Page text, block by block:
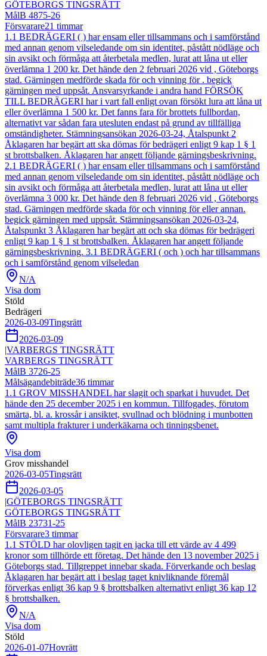
GÖTEBORGS TINGSRÄTT
MålB 4875-26
Försvarare21 timmar
1.1 BEDRÄGERI ( ) har ensam eller tillsammans och i samförstånd
med annan genom vilseledande om sin identitet, påstått nödläge och
sin avsikt och förmåga att återbetala medlen, lurat att låna ut eller
överlämna 1 200 kr. Det hände den 2 februari 2026 vid , Göteborgs
stad. Gärningen medförde skada för och vinning för . begick
gärningen med uppsåt. Ansvarsyrkande i andra hand FÖRSÖK
TILL BEDRÄGERI har i vart fall enligt ovan försökt lura att låna ut
eller överlämna 1 500 kr. Det fanns fara för brottets fullbordan,
alternativt var sådan fara utesluten endast på grund av tillfälliga
omständigheter. Stämningsansökan 2026-03-24, Åtalspunkt 2
Åklagaren har begärt att ska dömas för bedrägeri enligt 9 kap 1 § 1
st brottsbalken. Åklagaren har angett följande gärningsbeskrivning.
2.1 BEDRÄGERI ( ) har ensam eller tillsammans och i samförstånd
med annan genom vilseledande om sin identitet, påstått nödläge och
sin avsikt och förmåga att återbetala medlen, lurat att låna ut eller
överlämna 3 000 kr. Det hände den 8 februari 2026 vid , Göteborgs
stad. Gärningen medförde skada för och vinning för eller annan.
begick gärningen med uppsåt. Stämningsansökan 2026-03-24,
Åtalspunkt 3 Åklagaren har begärt att och ska dömas för bedrägeri
enligt 9 kap 1 § 1 st brottsbalken. Åklagaren har angett följande
gärningsbeskrivning. 3.1 BEDRÄGERI ( och ) och har tillsammans
och i samförstånd genom vilseledan
N/A
Visa dom
Stöld
Bedrägeri
2026-03-09Tingsrätt
2026-03-09
|VARBERGS TINGSRÄTT
VARBERGS TINGSRÄTT
MålB 3726-25
Målsägandebiträde36 timmar
1.1 GROV MISSHANDEL har slagit och sparkat i huvudet. Det
hände den 25 december 2025 i en kommun. Tillfogades, förutom
smärta, bl. a. krossår i ansiktet, svullnad och blödning i munbotten
samt multipla frakturer i underkäkarna och tinningsbenet.
Visa dom
Grov misshandel
2026-03-05Tingsrätt
2026-03-05
|GÖTEBORGS TINGSRÄTT
GÖTEBORGS TINGSRÄTT
MålB 23731-25
Försvarare3 timmar
1.1 STÖLD har olovligen tagit en jacka till ett värde av 4 499
kronor som tillhörde ett företag. Det hände den 13 november 2025 i
Göteborgs stad. Tillgreppet innebar skada. Förverkande och beslag
Åklagaren har begärt att i beslag taget knivliknande föremål
förverkas enligt 36 kap 9 § brottsbalken alternativt enligt 36 kap 12
§ brottsbalken.
N/A
Visa dom
Stöld
2026-01-07Hovrätt